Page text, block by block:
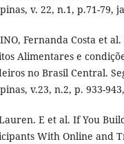
v. 22, n.1, p.71-79,
Fernanda Costa et
Alimentares e
no Brasil Central.
v.23, n.2, p. 933-
E et al. If You
With Online and